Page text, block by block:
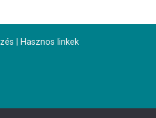
Hasznos linkek